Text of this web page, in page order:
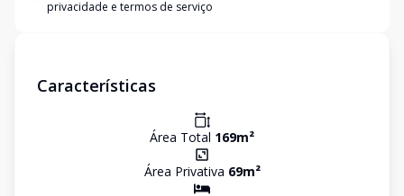
privacidade e termos de serviço
Características
Área Total 169m²
Área Privativa 69m²